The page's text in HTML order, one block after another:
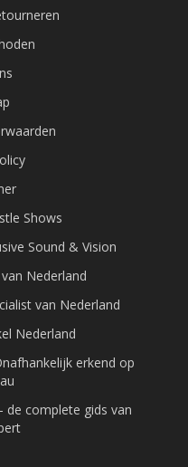
Shows
Sound & Vision
Nederland
van Nederland
Nederland
erkend op
de complete gids van